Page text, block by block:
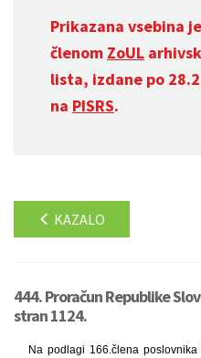
Prikazana vsebina
členom ZoUL
lista, izdane po
na PISRS.
KAZALO
444. Proračun Republike
stran 1124.
Na podlagi 166.člena